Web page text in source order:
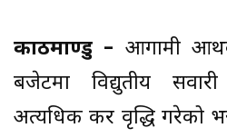
काठमाण्डु – आगामी
बजेटमा विद्युतीय
अत्यधिक कर वृद्धि गरेको